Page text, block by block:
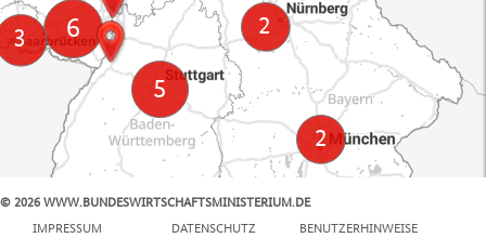
© 2026 WWW.BUNDESWIRTSCHAFTSMINISTERIUM.DE
IMPRESSUM
DATENSCHUTZ BENUTZERHINWEISE